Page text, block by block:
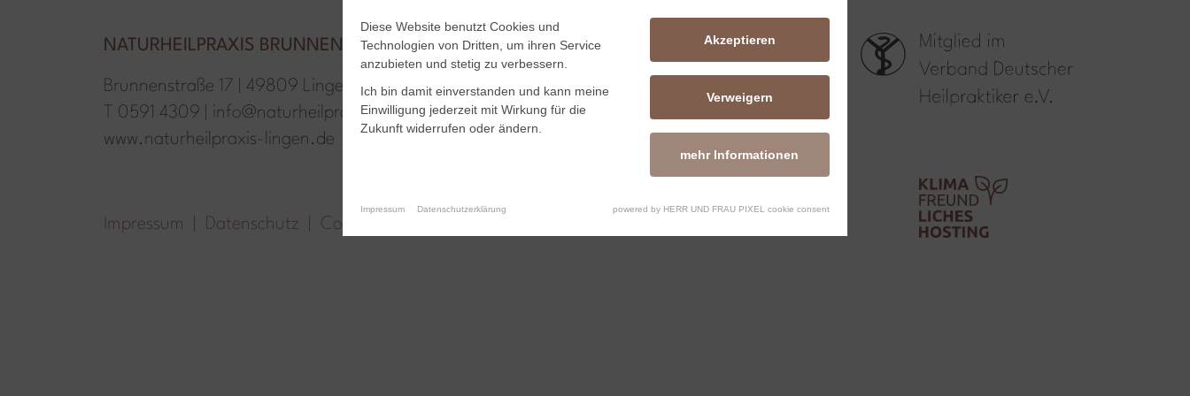
NATURHEILPRAXIS BRUNNENSTRASSE
Brunnenstraße 17 | 49809 Lingen
0591 4309
info@naturheilpraxis-lingen.de
www.naturheilpraxis-lingen.de
ÖFFNUNGSZEITEN
Mo.–Do
09.00–13.00 Uhr
14.30–20.00 Uhr
09.00–13.30 Uhr
Impressum Datenschutz Cookies
Diese Website benutzt Cookies und
Technologien von Dritten, um ihren Service
anzubieten und stetig zu verbessern.
Ich bin damit einverstanden und kann meine
Einwilligung jederzeit mit Wirkung für die
Zukunft widerrufen oder ändern.
Akzeptieren
Verweigern
mehr Informationen
Impressum Datenschutzerklärung powered by HERR UND FRAU PIXEL cookie consent